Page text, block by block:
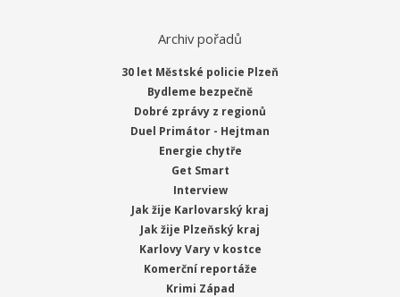
Archiv pořadů
30 let Městské policie Plzeň
Bydleme bezpečně
Dobré zprávy z regionů
Duel Primátor - Hejtman
Energie chytře
Get Smart
Interview
Jak žije Karlovarský kraj
Jak žije Plzeňský kraj
Karlovy Vary v kostce
Komerční reportáže
Krimi Západ